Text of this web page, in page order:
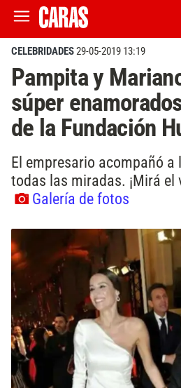
CELEBRIDADES29-05-2019 13:19
Pampita y
súper
de la Fundación
El empresario acompañó a
todas las miradas. ¡Mirá el
Galería de fotos